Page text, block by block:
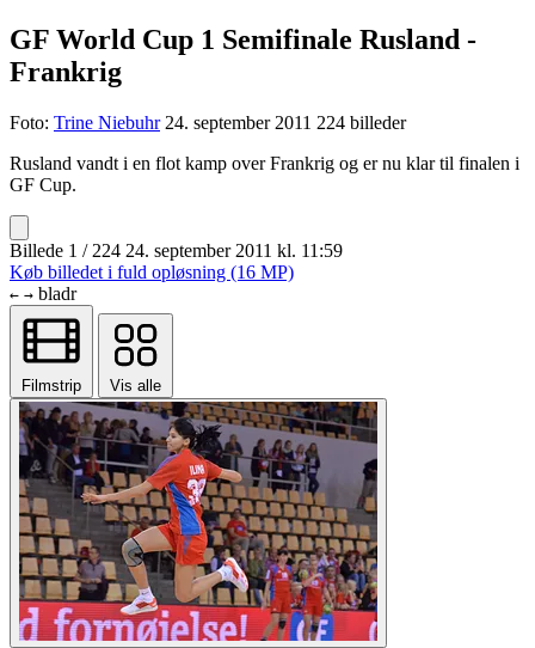
GF World Cup 1 Semifinale Rusland -
Frankrig
Foto: Trine Niebuhr 24. september 2011 224 billeder
Rusland vandt i en flot kamp over Frankrig og er nu klar til finalen i
GF Cup.
Billede 1 / 224 24. september 2011 kl. 11:59
Køb billedet i fuld opløsning (16 MP)
← → bladr
Filmstrip Vis alle